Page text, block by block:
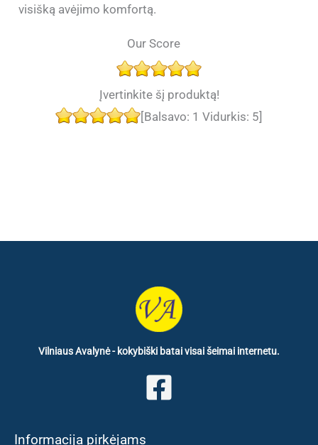
visišką avėjimo komfortą.
Our Score
Įvertinkite šį produktą!
[Balsavo: 1 Vidurkis: 5]
Vilniaus Avalynė - kokybiški batai visai šeimai internetu.
Informacija pirkėjams